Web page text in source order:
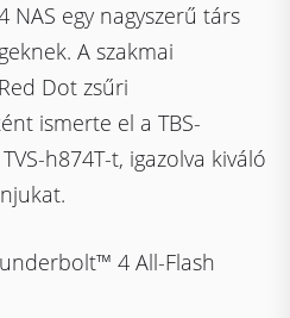
egy nagyszerű társ
A szakmai
Dot zsűri
ismerte el a TBS-
h874T-t, igazolva kiváló
4 All-Flash